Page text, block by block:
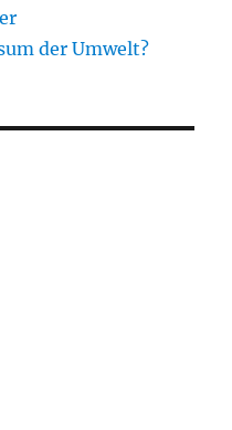
der Umwelt?